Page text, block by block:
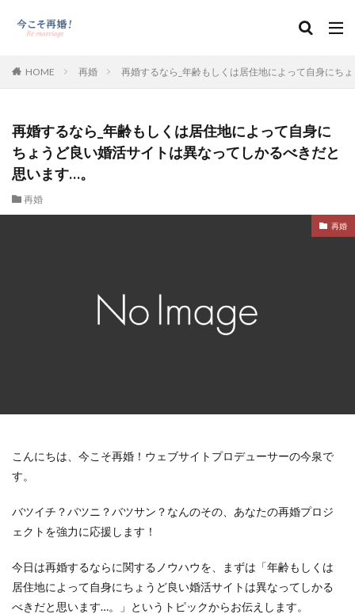
HOME 再婚 再婚するなら_年齢もしくは居住地によって自身にち
再婚するなら_年齢もしくは居住地によって自身に
ちょうど良い婚活サイトは異なってしかるべきだと
思います…。
再婚
再婚
こんにちは、今こそ再婚！ウェブサイトプロデューサーの今泉で
す。
バツイチ？バツニ？バツサン？なんのその、あなたの再婚プロジ
ェクトを強力に応援します！
今日は再婚するならに関するノウハウを、まずは「年齢もしくは
居住地によって自身にちょうど良い婚活サイトは異なってしかる
べきだと思います…。」というトピックからお伝えします。